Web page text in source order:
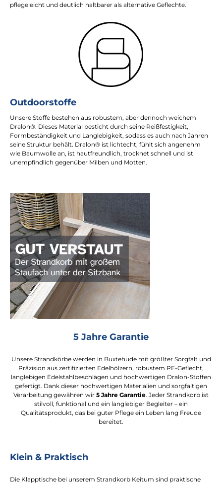
pflegeleicht und deutlich haltbarer als alternative Geflechte.
Outdoorstoffe
Unsere Stoffe bestehen aus robustem, aber dennoch weichem
Dralon®. Dieses Material besticht durch seine Reißfestigkeit,
Formbeständigkeit und Langlebigkeit, sodass es auch nach Jahren
seine Struktur behält. Dralon® ist lichtecht, fühlt sich angenehm
wie Baumwolle an, ist hautfreundlich, trocknet schnell und ist
unempfindlich gegenüber Milben und Motten.
5 Jahre Garantie
Unsere Strandkörbe werden in Buxtehude mit größter Sorgfalt und
Präzision aus zertifizierten Edelhölzern, robustem PE-Geflecht,
langlebigen Edelstahlbeschlägen und hochwertigen Dralon-Stoffen
gefertigt. Dank dieser hochwertigen Materialien und sorgfältigen
Verarbeitung gewähren wir 5 Jahre Garantie. Jeder Strandkorb ist
stilvoll, funktional und ein langlebiger Begleiter – ein
Qualitätsprodukt, das bei guter Pflege ein Leben lang Freude
bereitet.
Klein & Praktisch
Die Klapptische bei unserem Strandkorb Keitum sind praktische